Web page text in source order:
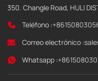
350. Changle Road, HULI
Teléfono :
Correo electrónico :
Whatsapp :